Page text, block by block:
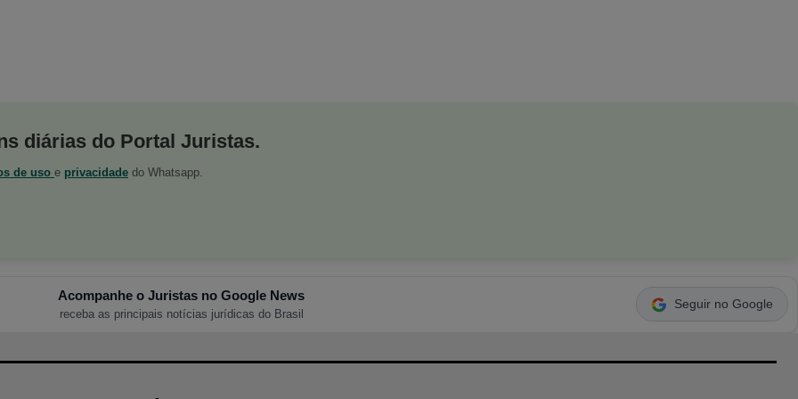
diárias do Portal Juristas.
de uso e privacidade do Whatsapp.
Acompanhe o Juristas no Google News
receba as principais notícias jurídicas do Brasil
Seguir no Google